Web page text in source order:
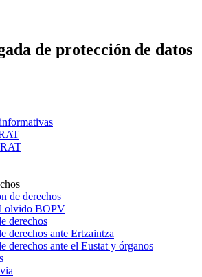
de protección de datos
de derechos
olvido BOPV
derechos
derechos ante Ertzaintza
derechos ante el Eustat y órganos